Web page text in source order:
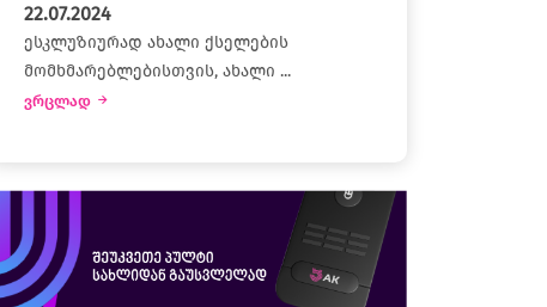
22.07.2024
ესკლუზიურად ახალი ქსელების
მომხმარებლებისთვის, ახალი ...
ვრცლად